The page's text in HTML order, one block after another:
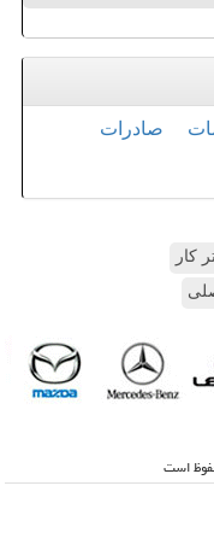
صادرات
کار